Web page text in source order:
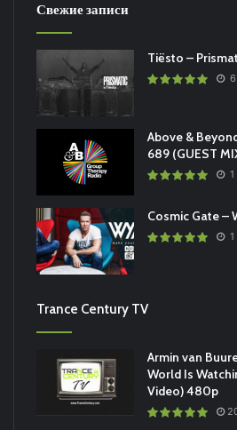
Свежие записи
Tiësto –
Above &
689 (GUEST
1
Cosmic Gate –
1
Trance Century TV
Armin van
World Is
Video) 480p